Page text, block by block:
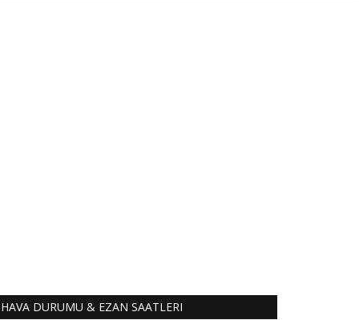
HAVA DURUMU & EZAN SAATLERI